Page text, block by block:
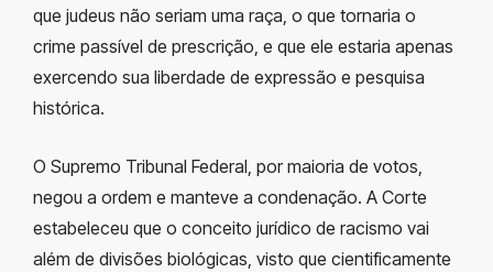
que judeus não seriam uma raça, o que tornaria o
crime passível de prescrição, e que ele estaria apenas
exercendo sua liberdade de expressão e pesquisa
histórica.
O Supremo Tribunal Federal, por maioria de votos,
negou a ordem e manteve a condenação. A Corte
estabeleceu que o conceito jurídico de racismo vai
além de divisões biológicas, visto que cientificamente